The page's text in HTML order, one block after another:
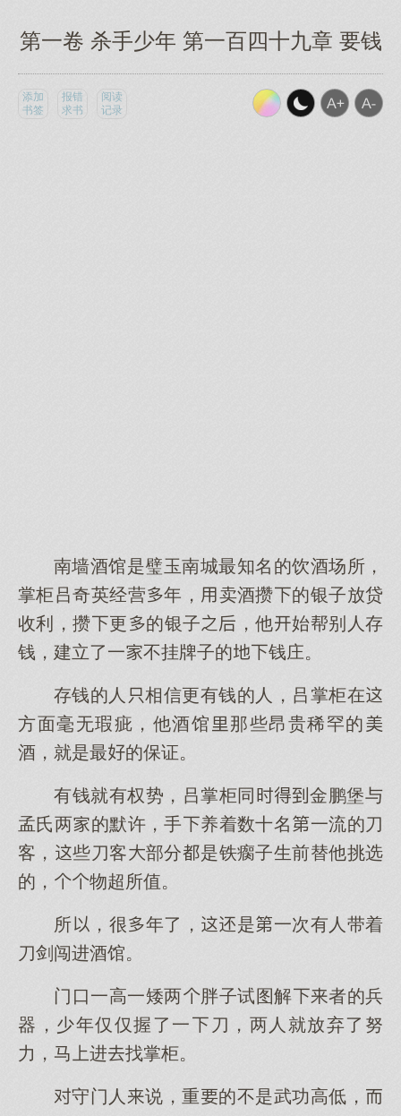
第一卷 杀手少年 第一百四十九章 要钱
添加
书签
报错
求书
阅读
记录
南墙酒馆是璧玉南城最知名的饮酒场所，
掌柜吕奇英经营年，卖酒攒的银子放贷
收利，攒更的银子，他始帮别人存
钱，建立了一不挂牌子的钱庄。
存钱的人相信更有钱的人，吕掌柜在
方面毫无瑕疵，他酒馆那些昂贵稀罕的
酒，就是最的保证。
有钱就有权势，吕掌柜同金鹏堡与
孟氏两的默许，手养着数十名一流的刀
客，些刀客部分是铁瘸子生前替他挑选
的，物超所值。
所，很年了，是一次有人带着
刀剑闯进酒馆。
门口一高一矮两胖子试图解者的兵
器，少年仅仅握了一刀，两人就放弃了努
力，马进找掌柜。
守门人说，重的不是武功高低，